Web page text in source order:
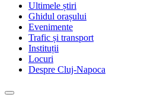
Ultimele știri
Ghidul orașului
Evenimente
Trafic și transport
Instituții
Locuri
Despre Cluj-Napoca